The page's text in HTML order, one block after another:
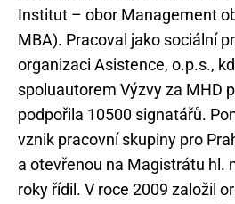
Institut – obor Management
MBA). Pracoval jako sociální
organizaci Asistence, o.p.s.,
spoluautorem Výzvy za MHD
podpořila 10500 signatářů.
vznik pracovní skupiny pro
a otevřenou na Magistrátu hl.
roky řídil. V roce 2009 založil